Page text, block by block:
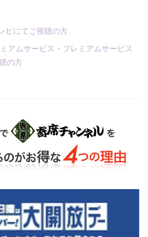
ビにてご視聴の方
アムサービス・プレミアムサービス
の方